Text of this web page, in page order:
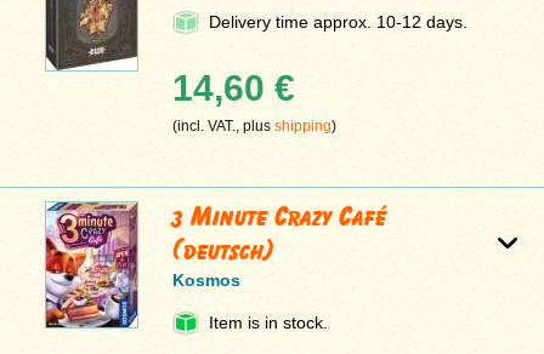
Delivery time approx. 10-12 days.
14,60 €
(incl. VAT., plusshipping)
3 Minute Crazy Café
(deutsch)
Kosmos
Item is in stock.